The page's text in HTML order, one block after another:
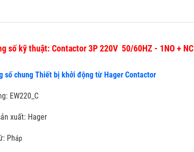
số kỹ thuật: Contactor 3P 220V 50/60HZ - 1NO + NC
số chung Thiết bị khởi động từ Hager Contactor
EW220_C
xuất: Hager
Pháp